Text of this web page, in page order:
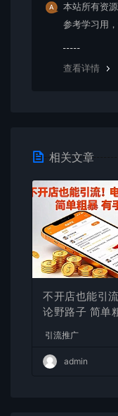
本站所有资
参考学习用
查看详情
相关文章
不开店也能引
论野路子 简单
引流推广
admin